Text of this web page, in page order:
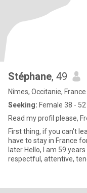
Stéphane, 49
Nîmes, Occitanie, France
Seeking: Female 38 - 52
Read my profil please,
First thing, if you can't
have to stay in France
later Hello, I am 59
respectful, attentive,